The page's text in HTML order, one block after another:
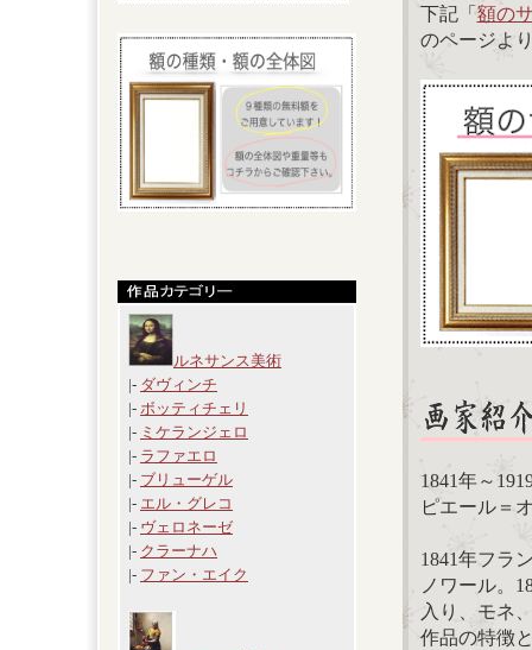
ルネサンス美術
|- ダヴィンチ
|- ボッティチェリ
|- ミケランジェロ
|- ラファエロ
|- ブリューゲル
|- エル・グレコ
|- ヴェロネーゼ
|- クラーナハ
|- ファン・エイク
下記「額の
のページよ
1841年～
ピエール＝
1841年フラ
ノワール。
入り、モネ
作品の特徴